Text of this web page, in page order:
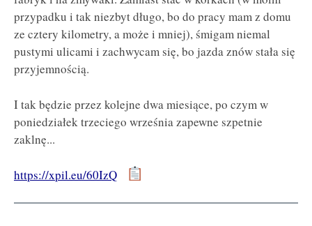
przypadku i tak niezbyt długo, bo do pracy mam z domu
ze cztery kilometry, a może i mniej), śmigam niemal
pustymi ulicami i zachwycam się, bo jazda znów stała się
przyjemnością.
I tak będzie przez kolejne dwa miesiące, po czym w
poniedziałek trzeciego września zapewne szpetnie
zaklnę...
https://xpil.eu/60IzQ